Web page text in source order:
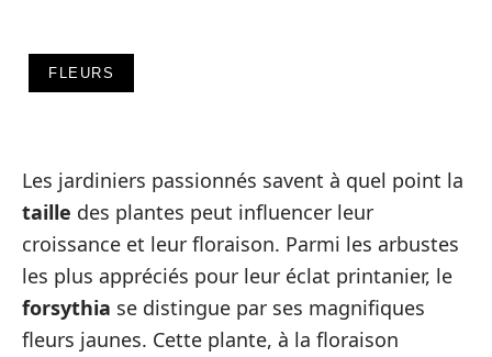
FLEURS
Les jardiniers passionnés savent à quel point la
taille des plantes peut influencer leur
croissance et leur floraison. Parmi les arbustes
les plus appréciés pour leur éclat printanier, le
forsythia se distingue par ses magnifiques
fleurs jaunes. Cette plante, à la floraison